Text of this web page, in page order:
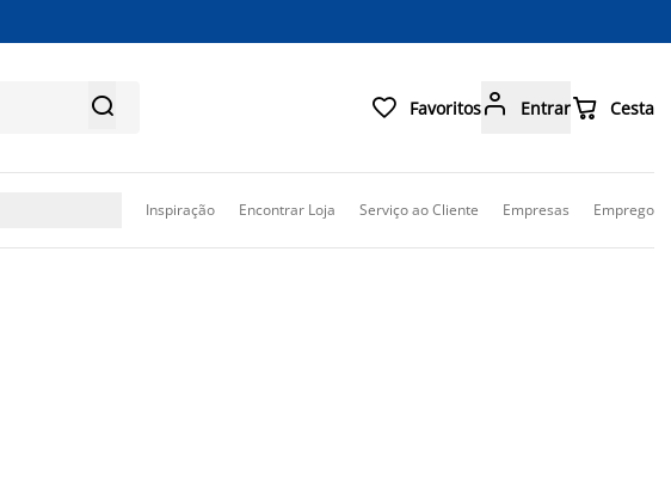
  Favoritos Entrar Cesta
Inspiração Encontrar Loja Serviço ao Cliente Empresas Emprego